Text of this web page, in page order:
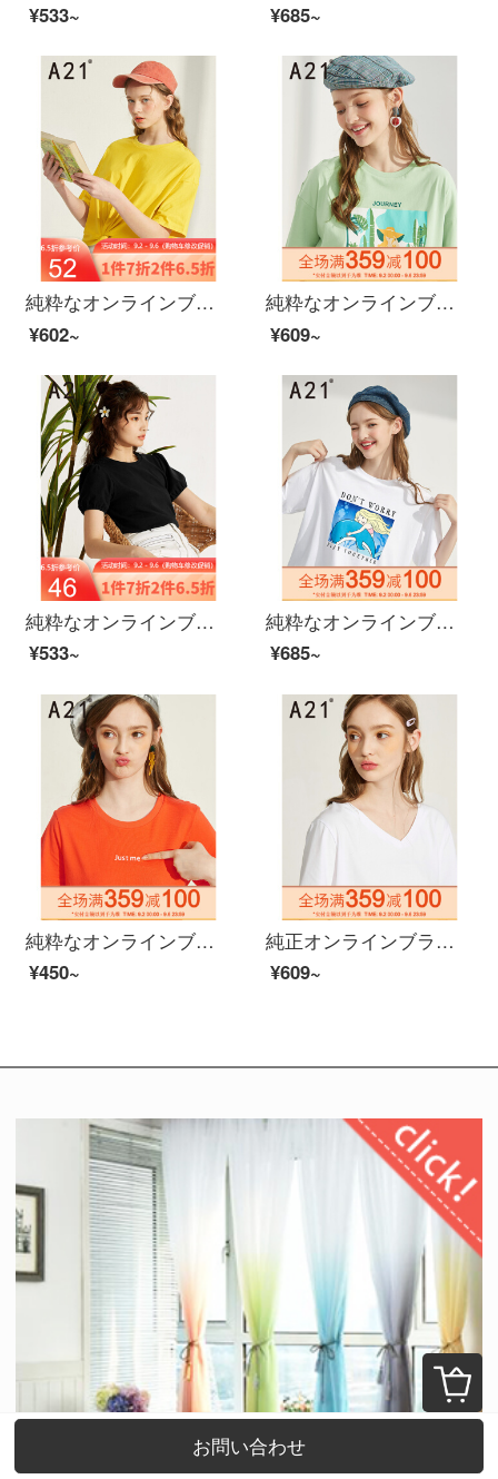
¥533~
¥685~
純粋なオンラインブランドA 21夏には2020レディ・スーフを新着しています。レディ・オンライン・ブランドA 21夏には学生用短袖TシャッツF 42231017カラシ150/76 A/XS
¥602~
純粋なオンラインブランドA 21夏に、2020レディ・スーフを新着しています。ファッションプリントの女性上着がゆったりしていて、Tシャッツが肩に落ちます。半袖の女性F 42231094粉緑165/88 A/L
¥609~
純粋なオンラインブランドA 21夏には、2020レディスフを着用しています。ピュアな色の女性半袖Tシャッツ修身気質ランタン袖トップスF 02231026黒165/88 A/L
¥533~
純粋なオンラインブランドA 21夏には、2020レディ・スーフを新着しています。
¥685~
純粋なオンラインブランドA 21夏に、2020レディ・スーフ・シンプル女性Tシャ・アルファベットプリントの女性Tシャツを新着しました。学生F 02231028新鮮なオレンジの155/80 A/S
¥450~
純正オンラインブランドA 21夏2020レディ・スーフを新着しています。スリムVネックの上着はゆったりしています。女性半袖のシャツは純色TシャッツファッションF 42112075特白160/84 A/M
¥609~
お問い合わせ